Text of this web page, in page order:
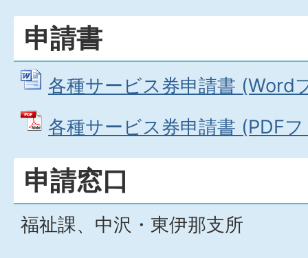
申請書
各種サービス券申請書 (Word
各種サービス券申請書 (PDF
申請窓口
福祉課、中沢・東伊那支所